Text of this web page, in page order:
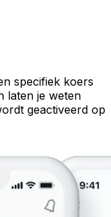
specifiek koers
laten je weten
geactiveerd op